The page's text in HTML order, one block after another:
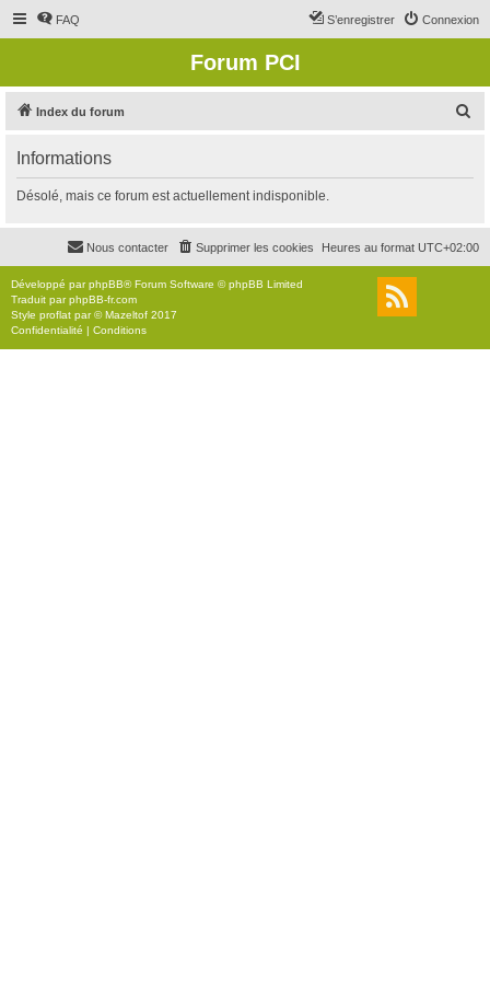
FAQ Connexion
S’enregistrer
Forum PCI
Index du forum
r
c
r
Informations
Désolé, mais ce forum est actuellement indisponible.
Heures au format UTC+02:00
Supprimer les cookies
Nous contacter
Développé parphpBB® Forum Software © phpBB Limited
Traduit parphpBB-fr.com
Style proflat par ©Mazeltof 2017
Confidentialité | Conditions